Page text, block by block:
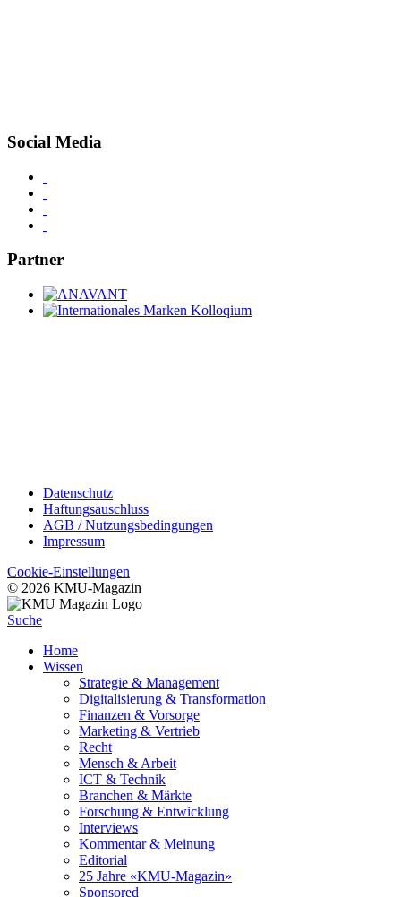
Social Media
Partner
Datenschutz
Haftungsauschluss
AGB / Nutzungsbedingungen
Impressum
Cookie-Einstellungen
© 2026 KMU-Magazin
Suche
Home
Wissen
Strategie & Management
Digitalisierung & Transformation
Finanzen & Vorsorge
Marketing & Vertrieb
Recht
Mensch & Arbeit
ICT & Technik
Branchen & Märkte
Forschung & Entwicklung
Interviews
Kommentar & Meinung
Editorial
25 Jahre «KMU-Magazin»
Sponsored